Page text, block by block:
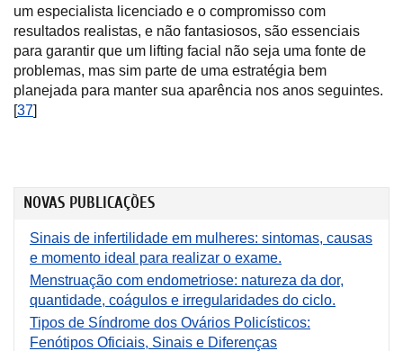
um especialista licenciado e o compromisso com
resultados realistas, e não fantasiosos, são essenciais
para garantir que um lifting facial não seja uma fonte de
problemas, mas sim parte de uma estratégia bem
planejada para manter sua aparência nos anos seguintes.
[37]
NOVAS PUBLICAÇÕES
Sinais de infertilidade em mulheres: sintomas, causas
e momento ideal para realizar o exame.
Menstruação com endometriose: natureza da dor,
quantidade, coágulos e irregularidades do ciclo.
Tipos de Síndrome dos Ovários Policísticos:
Fenótipos Oficiais, Sinais e Diferenças